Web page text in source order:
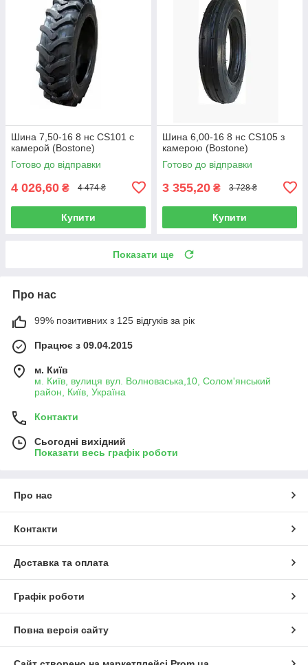
Шина 7,50-16 8 нс CS101 с
камерой (Bostone)
Готово до відправки
4 026,60 ₴ 4 474 ₴
Купити
Шина 6,00-16 8 нс CS105 з
камерою (Bostone)
Готово до відправки
3 355,20 ₴ 3 728 ₴
Купити
Показати ще
Про нас
99% позитивних з 125 відгуків за рік
Працює з 09.04.2015
м. Київ
м. Київ, вулиця вул. Волноваська,10, Солом'янський
район, Київ, Україна
Контакти
Сьогодні вихідний
Показати весь графік роботи
Про нас
Контакти
Доставка та оплата
Графік роботи
Повна версія сайту